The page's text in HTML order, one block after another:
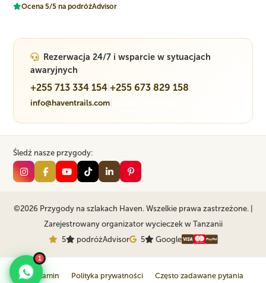
Ocena 5/5 na podróżAdvisor
Rezerwacja 24/7 i wsparcie w sytuacjach
awaryjnych
+255 713 334 154 |+255 673 829 158
info@haventrails.com
Śledź nasze przygody:
©2026 Przygody na szlakach Haven. Wszelkie prawa zastrzeżone. |
Zarejestrowany organizator wycieczek w Tanzanii
5
podróżAdvisor 5 Google
Regulamin Polityka prywatności Często zadawane pytania
1